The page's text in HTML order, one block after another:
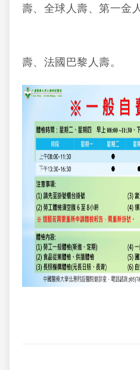
壽、全球人壽、第一金
台新人壽
壽、法國巴黎人壽。